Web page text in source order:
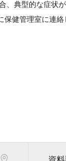
典型的な症状
健管理室に連絡